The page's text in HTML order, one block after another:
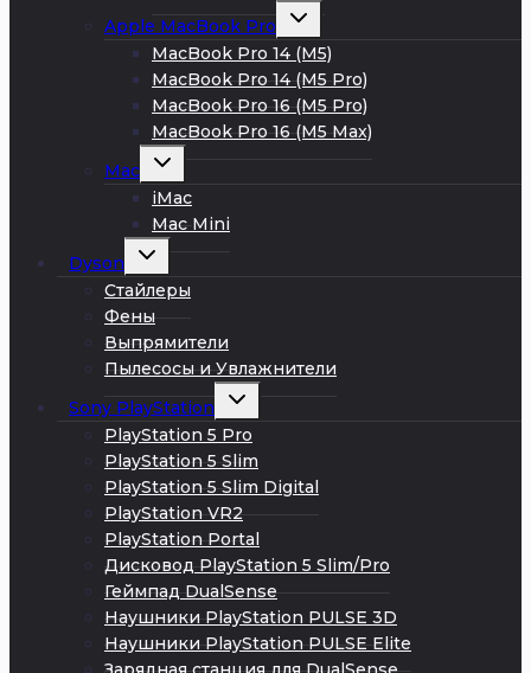
Apple MacBook Pro
Развернуть
дочернее
меню
MacBook Pro 14 (M5)
MacBook Pro 14 (M5 Pro)
MacBook Pro 16 (M5 Pro)
MacBook Pro 16 (M5 Max)
Mac
Развернуть
дочернее
меню
iMac
Mac Mini
Dyson
Развернуть
дочернее
меню
Стайлеры
Фены
Выпрямители
Пылесосы и Увлажнители
Sony PlayStation
Развернуть
дочернее
меню
PlayStation 5 Pro
PlayStation 5 Slim
PlayStation 5 Slim Digital
PlayStation VR2
PlayStation Portal
Дисковод PlayStation 5 Slim/Pro
Геймпад DualSense
Наушники PlayStation PULSE 3D
Наушники PlayStation PULSE Elite